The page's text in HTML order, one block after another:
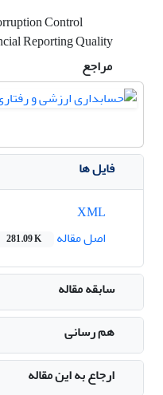
Control
Reporting Quality
مراجع
فایل ها
اصل مقاله
281.09 K
سابقه مقاله
هم رسانی
ارجاع به این مقاله